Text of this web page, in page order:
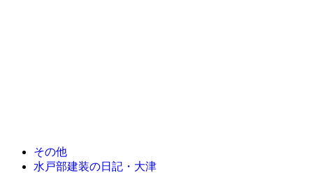
その他
水戸部建装の日記・大津